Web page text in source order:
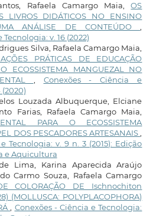
Rafaela Camargo Maia,OS
LIVROS DIDÁTICOS NO ENSINO
ANÁLISE DE CONTEÚDO,
v. 16 (2022)
Silva, Rafaela Camargo Maia,
PRÁTICAS DE EDUCAÇÃO
ECOSSISTEMA MANGUEZAL NO
, Conexões - Ciência e
(2020)
Louzada Albuquerque, Elciane
Farias, Rafaela Camargo Maia,
PARA O ECOSSISTEMA
DOS PESCADORES ARTESANAIS,
Tecnologia: v. 9 n. 3 (2015): Edição
e Aquicultura
Lima, Karina Aparecida Araújo
Carmo Souza, Rafaela Camargo
COLORAÇÃO DE Ischnochiton
(MOLLUSCA: POLYPLACOPHORA)
, Conexões - Ciência e Tecnologia: